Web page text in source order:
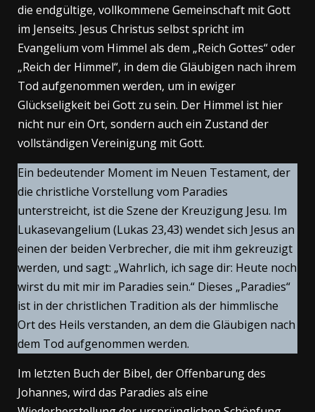
die endgültige, vollkommene Gemeinschaft mit Gott
im Jenseits. Jesus Christus selbst spricht im
Evangelium vom Himmel als dem „Reich Gottes“ oder
„Reich der Himmel“, in dem die Gläubigen nach ihrem
Tod aufgenommen werden, um in ewiger
Glückseligkeit bei Gott zu sein. Der Himmel ist hier
nicht nur ein Ort, sondern auch ein Zustand der
vollständigen Vereinigung mit Gott.
Ein bedeutender Moment im Neuen Testament, der
die christliche Vorstellung vom Paradies
unterstreicht, ist die Szene der Kreuzigung Jesu. Im
Lukasevangelium (Lukas 23,43) wendet sich Jesus an
einen der beiden Verbrecher, die mit ihm gekreuzigt
werden, und sagt: „Wahrlich, ich sage dir: Heute noch
wirst du mit mir im Paradies sein.“ Dieses „Paradies“
ist in der christlichen Tradition als der himmlische
Ort des Heils verstanden, an dem die Gläubigen nach
dem Tod aufgenommen werden.
Im letzten Buch der Bibel, der Offenbarung des
Johannes, wird das Paradies als eine